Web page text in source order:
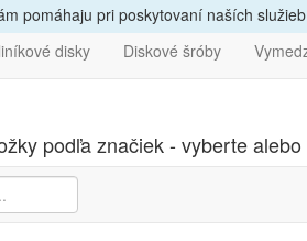
Radivám
disky Diskové šróby
podľa značiek - vyberte
pomáhaju pri poskytovaní naších